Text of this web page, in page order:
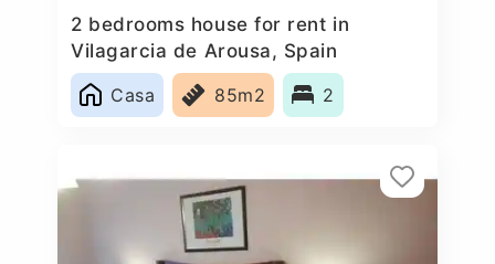
2 bedrooms house for rent in
Vilagarcia de Arousa, Spain
Casa
85m2 2